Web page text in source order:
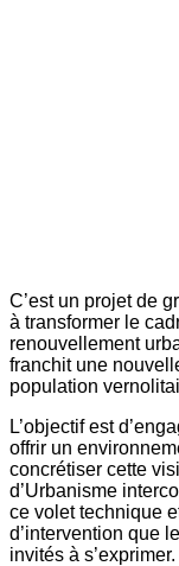
C’est un projet de
à transformer le
renouvellement
franchit une
population
L’objectif est
offrir un
concrétiser cette
d’Urbanisme
ce volet technique
d’intervention que
invités à s’exprimer.